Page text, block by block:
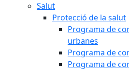
Salut
Protecció de la salut
Programa de
urbanes
Programa de
Programa de